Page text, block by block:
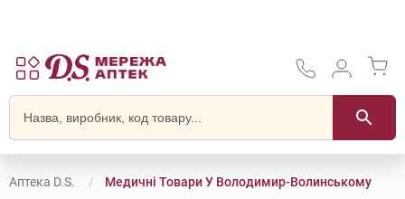
Аптека D.S. Медичні Товари У Володимир-Волинському